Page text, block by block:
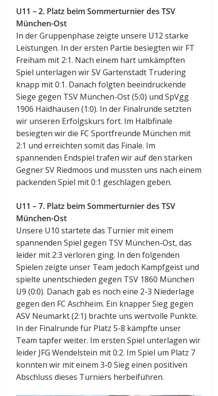
U11 – 2. Platz beim Sommerturnier des TSV
München-Ost
In der Gruppenphase zeigte unsere U12 starke
Leistungen. In der ersten Partie besiegten wir FT
Freiham mit 2:1. Nach einem hart umkämpften
Spiel unterlagen wir SV Gartenstadt Trudering
knapp mit 0:1. Danach folgten beeindruckende
Siege gegen TSV München-Ost (5:0) und SpVgg
1906 Haidhausen (1:0). In der Finalrunde setzten
wir unseren Erfolgskurs fort. Im Halbfinale
besiegten wir die FC Sportfreunde München mit
2:1 und erreichten somit das Finale. Im
spannenden Endspiel trafen wir auf den starken
Gegner SV Riedmoos und mussten uns nach einem
packenden Spiel mit 0:1 geschlagen geben.
U11 – 7. Platz beim Sommerturnier des TSV
München-Ost
Unsere U10 startete das Turnier mit einem
spannenden Spiel gegen TSV München-Ost, das
leider mit 2:3 verloren ging. In den folgenden
Spielen zeigte unser Team jedoch Kampfgeist und
spielte unentschieden gegen TSV 1860 München
U9 (0:0). Danach gab es noch eine 2-3 Niederlage
gegen den FC Aschheim. Ein knapper Sieg gegen
ASV Neumarkt (2:1) brachte uns wertvolle Punkte.
In der Finalrunde für Platz 5-8 kämpfte unser
Team tapfer weiter. Im ersten Spiel unterlagen wir
leider JFG Wendelstein mit 0:2. Im Spiel um Platz 7
konnten wir mit einem 3-0 Sieg einen positiven
Abschluss dieses Turniers herbeiführen.